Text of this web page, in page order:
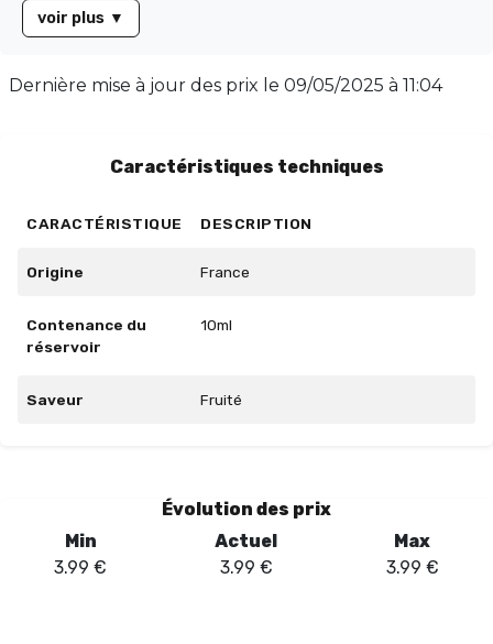
Présenté dans un flacon en plastique pratique, le
fruitées et rafraîchissantes. Offrez-vous une pause
voir plus ▼
Dernière mise à jour des prix le 09/05/2025 à 11:04
Caractéristiques techniques
CARACTÉRISTIQUE DESCRIPTION
Origine France
Contenance du
réservoir
10ml
Saveur Fruité
Évolution des prix
Min
3.99 €
Actuel
3.99 €
Max
3.99 €